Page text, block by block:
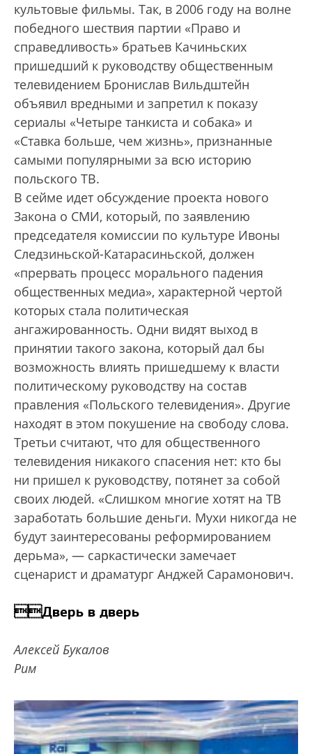
культовые фильмы. Так, в 2006 году на волне
победного шествия партии «Право и
справедливость» братьев Качиньских
пришедший к руководству общественным
телевидением Бронислав Вильдштейн
объявил вредными и запретил к показу
сериалы «Четыре танкиста и собака» и
«Ставка больше, чем жизнь», признанные
самыми популярными за всю историю
польского ТВ.
В сейме идет обсуждение проекта нового
Закона о СМИ, который, по заявлению
председателя комиссии по культуре Ивоны
Следзиньской-Катарасиньской, должен
«прервать процесс морального падения
общест­венных медиа», характерной чертой
которых стала политическая
ангажированность. Одни видят выход в
принятии такого закона, который дал бы
возможность влиять пришедшему к власти
политическому руководству на состав
правления «Польского телевидения». Другие
находят в этом покушение на свободу слова.
Третьи считают, что для общественного
телевидения никакого спасения нет: кто бы
ни пришел к руководству, потянет за собой
своих людей. «Слишком многие хотят на ТВ
заработать большие деньги. Мухи никогда не
будут заинтересованы реформированием
дерьма», — саркастически замечает
сценарист и драматург Анджей Сарамонович.
Дверь в дверь
Алексей Букалов
Рим